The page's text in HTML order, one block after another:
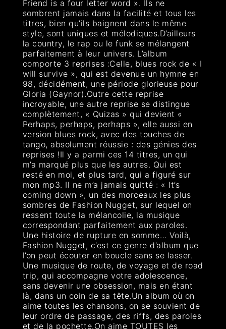
Friend is a four letter word ». Ils ne
sombrent jamais dans la facilité et tous les
titres, bien qu’ils baignent dans le même
style, sont uniques et mélodiques.D’ailleurs
la country, le rap ou le funk se mélangent
parfaitement à leur univers. L’album
comporte 3 reprises :Celle, blues rock de « I
will survive », qui est devenue un hymne en
98, décidément, une période glorieuse pour
Gloria (Gaynor).Outre cette reprise
incroyable, une autre reprise se distingue
complètement, « Quizas » qui devient «
Perhaps, perhaps, perhaps », elle aussi en
version blues rock, avec des touches de
tango, absolument réussie : des génies des
reprises !Il y a parmi ces 14 titres, un qui
m’a marqué plus que les autres. Qui est
resté en moi, et plus tard, qui a figuré sur
mon mp3. Il ne m’a jamais quitté : « It’s
coming down », un des morceaux les plus
sombres de Fashion Nugget, sur lequel on
ressent toute la mélancolie, la musique
correspondant parfaitement aux paroles.
Une histoire de rupture en somme… Voilà,
Fashion Nugget, c’est ce genre d’album que
l’on peut écouter en boucle sans se lasser.
Une musique de route, de voyage et de road
trip, qui accompagne votre adolescence,
sans devenir une obsession, mais en étant
là, dans un coin de sa tête.Un album où on
aime toutes les chansons, on se souvient de
leur ordre de passage, des riffs, des paroles
et de la pochette.On aime TOUTES les